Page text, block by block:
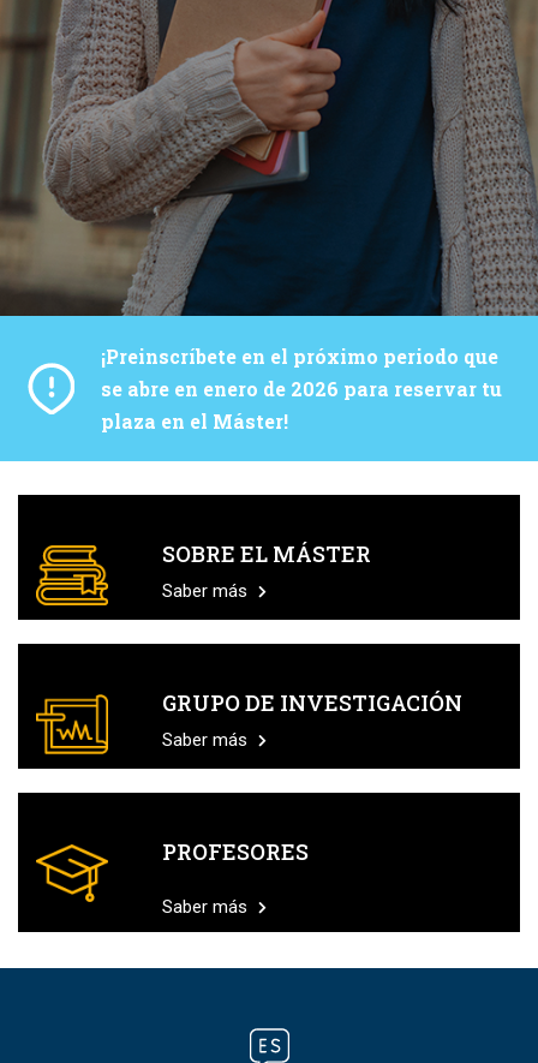
¡Preinscríbete en el próximo periodo que
se abre en enero de 2026 para reservar tu
plaza en el Máster!
SOBRE EL MÁSTER
Saber más
GRUPO DE INVESTIGACIÓN
Saber más
PROFESORES
Saber más